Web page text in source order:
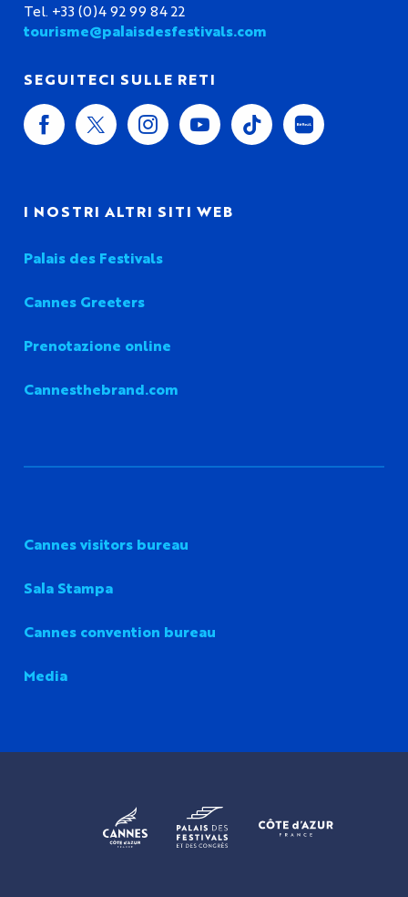
Tel. +33 (0)4 92 99 84 22
tourisme@palaisdesfestivals.com
SEGUITECI SULLE RETI
I NOSTRI ALTRI SITI WEB
Palais des Festivals
Cannes Greeters
Prenotazione online
Cannesthebrand.com
Cannes visitors bureau
Sala Stampa
Cannes convention bureau
Media